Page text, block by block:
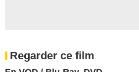
Regarder ce film